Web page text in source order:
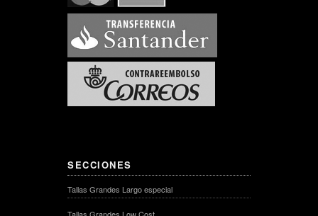
SECCIONES
Tallas Grandes Largo especial